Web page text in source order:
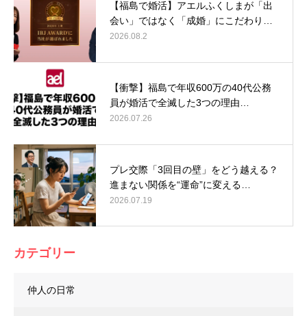
【福島で婚活】アエルふくしまが「出
会い」ではなく「成婚」にこだわり…
2026.08.2
【衝撃】福島で年収600万の40代公務
員が婚活で全滅した3つの理由…
2026.07.26
プレ交際「3回目の壁」をどう越える？
進まない関係を“運命”に変える…
2026.07.19
カテゴリー
仲人の日常